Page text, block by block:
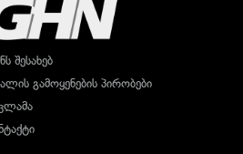
შესახებ
გამოყენების პირობები